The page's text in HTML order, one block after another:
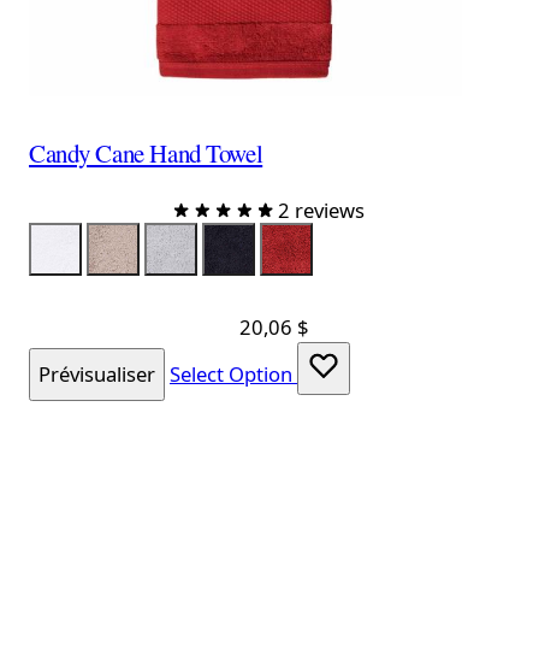
Candy Cane Hand Towel
2 reviews
ServietteBlanche
Taupe Gray ServietteNoireServietteRouge
20,06 $
Prévisualiser Select Option